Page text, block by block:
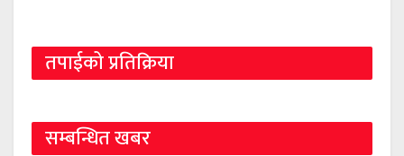
तपाईको प्रतिक्रिया
सम्बन्धित खबर